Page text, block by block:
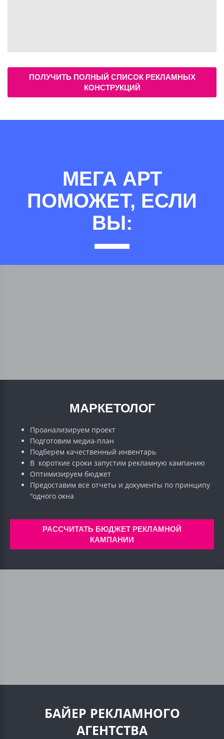
ПОЛУЧИТЬ ПОЛНЫЙ СПИСОК РЕКЛАМНЫХ
КОНСТРУКЦИЙ
МЕГА АРТ
ПОМОЖЕТ, ЕСЛИ
ВЫ:
МАРКЕТОЛОГ
Проанализируем проект
Подготовим медиа-план
Подберем качественный инвентарь
В короткие сроки запустим рекламную кампанию
Оптимизируем бюджет
Предоставим все отчеты и документы по принципу
"одного окна
РАССЧИТАТЬ БЮДЖЕТ РЕКЛАМНОЙ
КАМПАНИИ
БАЙЕР РЕКЛАМНОГО
АГЕНТСТВА